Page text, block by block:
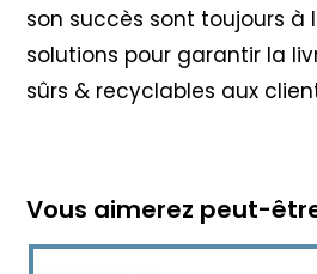
son succès sont toujours à
solutions pour garantir la
sûrs & recyclables aux
Vous aimerez peut-